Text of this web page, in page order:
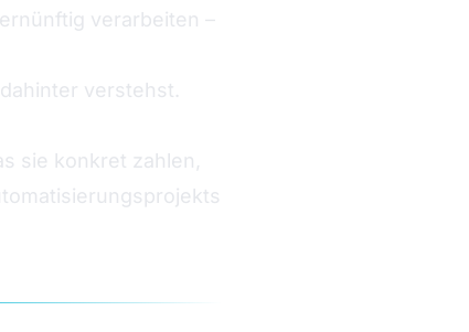
verarbeiten –
verstehst.
sie konkret zahlen,